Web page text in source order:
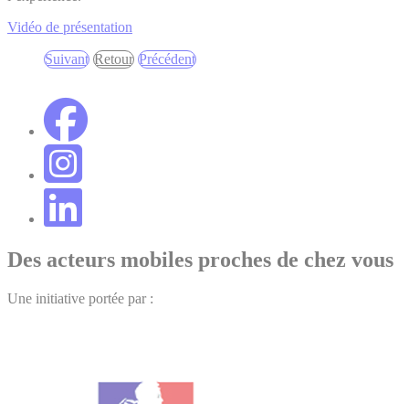
Vidéo de présentation
Suivant
Suivant
Retour
Retour
Précédent
Des acteurs mobiles proches de chez vous
Une initiative portée par :